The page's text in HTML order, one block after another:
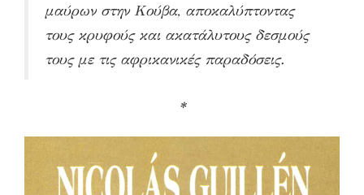
μαύρων στην Κούβα, αποκαλύπτοντας
τους κρυφούς και ακατάλυτους δεσμούς
τους με τις αφρικανικές παραδόσεις.
*